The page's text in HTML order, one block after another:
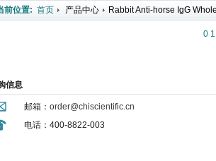
前位置: 首页 产品中心 Rabbit Anti-horse IgG
0 1
信息
邮箱： order@chiscientific.cn
电话：400-8822-003